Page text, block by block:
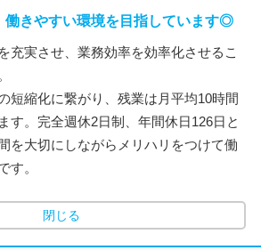
働きやすい環境を目指しています◎
充実させ、業務効率を効率化させるこ
短縮化に繋がり、残業は月平均10時間
す。完全週休2日制、年間休日126日と
を大切にしながらメリハリをつけて働
す。
閉じる